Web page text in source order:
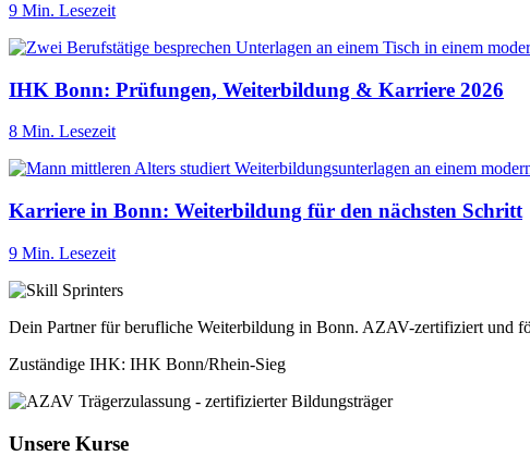
9 Min. Lesezeit
IHK Bonn: Prüfungen, Weiterbildung & Karriere 2026
8 Min. Lesezeit
Karriere in Bonn: Weiterbildung für den nächsten Schritt
9 Min. Lesezeit
Dein Partner für berufliche Weiterbildung in Bonn. AZAV-zertifiziert und
Zuständige IHK: IHK Bonn/Rhein-Sieg
Unsere Kurse